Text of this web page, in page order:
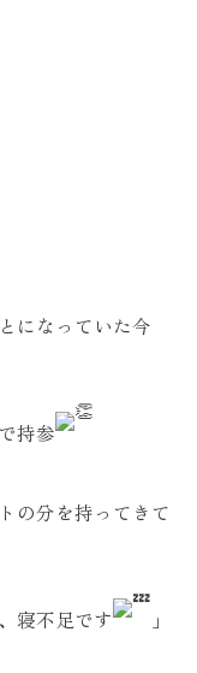
になっていた今
持参
の分を持ってきて
寝不足です 」